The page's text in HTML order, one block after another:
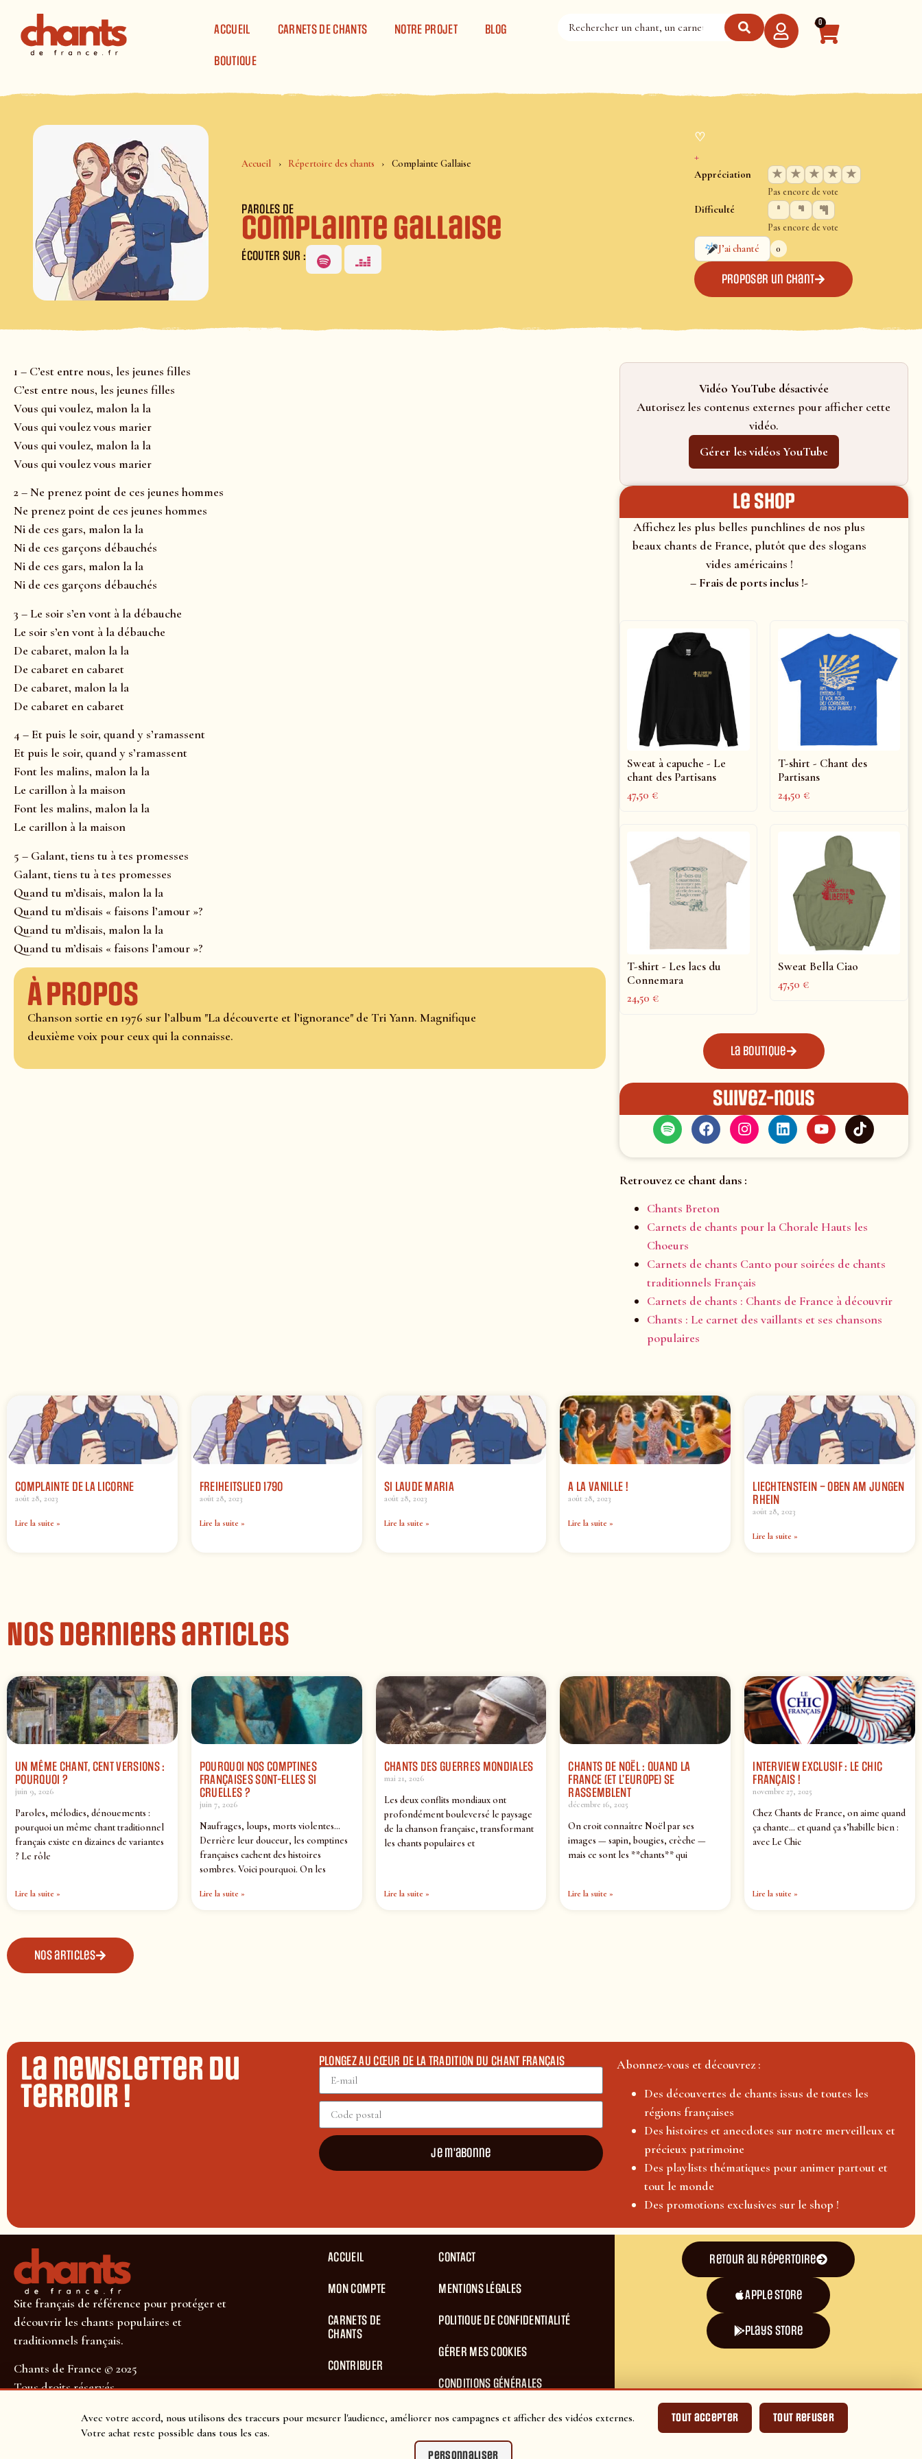
Avec votre accord, nous utilisons des traceurs pour mesurer l'audience, améliorer nos campagnes et afficher des vidéos externes.
Votre achat reste possible dans tous les cas.
Tout accepter Tout refuser
Personnaliser
ACCUEIL CARNETS DE CHANTS NOTRE PROJET BLOG
BOUTIQUE
0
Accueil Répertoire des chants Complainte Gallaise
PAROLES DE
Complainte Gallaise
ÉCOUTER SUR :
♡
+
Appréciation ★ ★ ★ ★ ★
Pas encore de vote
Difficulté
Pas encore de vote
J’ai chanté
0
Proposer un chant
1 – C’est entre nous, les jeunes filles
C’est entre nous, les jeunes filles
Vous qui voulez, malon la la
Vous qui voulez vous marier
Vous qui voulez, malon la la
Vous qui voulez vous marier
2 – Ne prenez point de ces jeunes hommes
Ne prenez point de ces jeunes hommes
Ni de ces gars, malon la la
Ni de ces garçons débauchés
Ni de ces gars, malon la la
Ni de ces garçons débauchés
3 – Le soir s’en vont à la débauche
Le soir s’en vont à la débauche
De cabaret, malon la la
De cabaret en cabaret
De cabaret, malon la la
De cabaret en cabaret
4 – Et puis le soir, quand y s’ramassent
Et puis le soir, quand y s’ramassent
Font les malins, malon la la
Le carillon à la maison
Font les malins, malon la la
Le carillon à la maison
5 – Galant, tiens tu à tes promesses
Galant, tiens tu à tes promesses
Quand tu m’disais, malon la la
Quand tu m’disais « faisons l’amour »?
Quand tu m’disais, malon la la
Quand tu m’disais « faisons l’amour »?
À propos
Chanson sortie en 1976 sur l’album "La découverte et l’ignorance" de Tri Yann. Magnifique
deuxième voix pour ceux qui la connaisse.
Vidéo YouTube désactivée
Autorisez les contenus externes pour afficher cette
vidéo.
Gérer les vidéos YouTube
le shop
Affichez les plus belles punchlines de nos plus
beaux chants de France, plutôt que des slogans
vides américains !
– Frais de ports inclus !-
Sweat à capuche - Le
chant des Partisans
47,50€
T-shirt - Chant des
Partisans
24,50€
T-shirt - Les lacs du
Connemara
24,50€
Sweat Bella Ciao
47,50€
La boutique
Suivez-nous
Retrouvez ce chant dans :
Chants Breton
Carnets de chants pour la Chorale Hauts les
Choeurs
Carnets de chants Canto pour soirées de chants
traditionnels Français
Carnets de chants : Chants de France à découvrir
Chants : Le carnet des vaillants et ses chansons
populaires
COMPLAINTE DE LA LICORNE
août 28, 2023
Lire la suite »
FREIHEITSLIED 1790
août 28, 2023
Lire la suite »
SI LAUDE MARIA
août 28, 2023
Lire la suite »
A LA VANILLE !
août 28, 2023
Lire la suite »
LIECHTENSTEIN – OBEN AM JUNGEN
RHEIN
août 28, 2023
Lire la suite »
Nos derniers articles
UN MÊME CHANT, CENT VERSIONS :
POURQUOI ?
juin 9, 2026
Paroles, mélodies, dénouements :
pourquoi un même chant traditionnel
français existe en dizaines de variantes
? Le rôle
Lire la suite »
POURQUOI NOS COMPTINES
FRANÇAISES SONT-ELLES SI
CRUELLES ?
juin 7, 2026
Naufrages, loups, morts violentes…
Derrière leur douceur, les comptines
françaises cachent des histoires
sombres. Voici pourquoi. On les
Lire la suite »
CHANTS DES GUERRES MONDIALES
mai 21, 2026
Les deux conflits mondiaux ont
profondément bouleversé le paysage
de la chanson française, transformant
les chants populaires et
Lire la suite »
CHANTS DE NOËL : QUAND LA
FRANCE (ET L’EUROPE) SE
RASSEMBLENT
décembre 16, 2025
On croit connaître Noël par ses
images — sapin, bougies, crèche —
mais ce sont les **chants** qui
Lire la suite »
INTERVIEW EXCLUSIF : LE CHIC
FRANÇAIS !
novembre 27, 2025
Chez Chants de France, on aime quand
ça chante… et quand ça s’habille bien :
avec Le Chic
Lire la suite »
Nos articles
La newsletter du
terroir !
PLONGEZ AU CŒUR DE LA TRADITION DU CHANT FRANÇAIS
Je m'abonne
Abonnez-vous et découvrez :
Des découvertes de chants issus de toutes les
régions françaises
Des histoires et anecdotes sur notre merveilleux et
précieux patrimoine
Des playlists thématiques pour animer partout et
tout le monde
Des promotions exclusives sur le shop !
Site français de référence pour protéger et
découvrir les chants populaires et
traditionnels français.
Chants de France © 2025
Tous droits réservés
SUIVEZ-NOUS POUR NE RIEN MANQUER !
ACCUEIL
MON COMPTE
CARNETS DE
CHANTS
CONTRIBUER
CONTACT
MENTIONS LÉGALES
POLITIQUE DE CONFIDENTIALITÉ
GÉRER MES COOKIES
CONDITIONS GÉNÉRALES
CONDITIONS GÉNÉRALES DE VENTES
Retour au répertoire
Apple Store
plays store